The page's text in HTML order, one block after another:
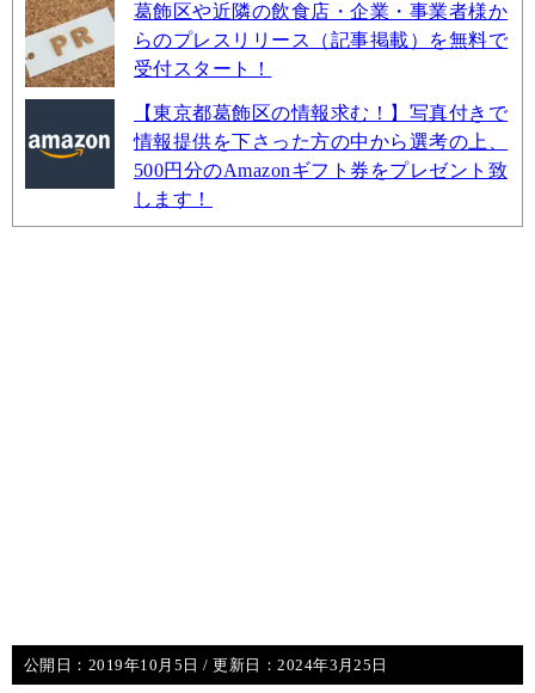
葛飾区や近隣の飲食店・企業・事業者様か
らのプレスリリース（記事掲載）を無料で
受付スタート！
【東京都葛飾区の情報求む！】写真付きで
情報提供を下さった方の中から選考の上、
500円分のAmazonギフト券をプレゼント致
します！
公開日： 2019年10月5日 / 更新日：2024年3月25日